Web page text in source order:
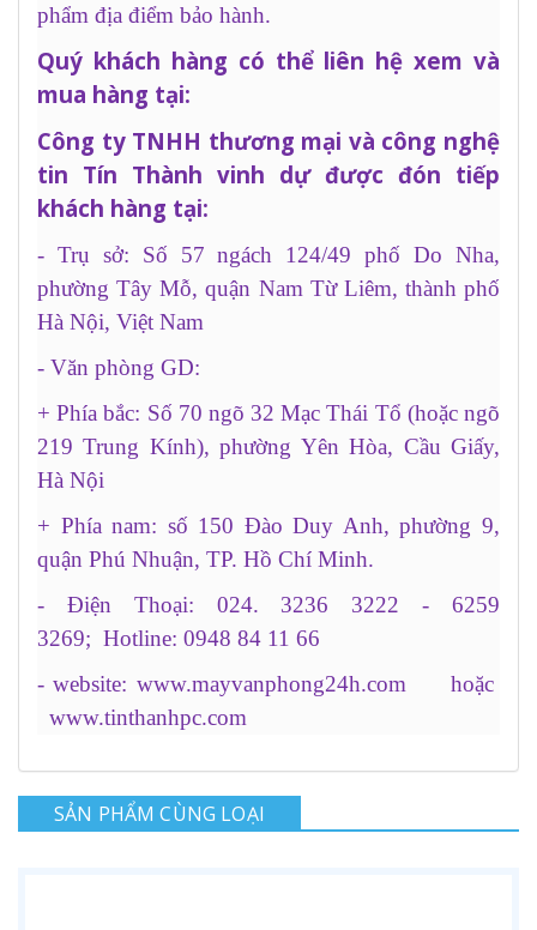
phẩm địa điểm bảo hành.
Quý khách hàng có thể liên hệ xem và
mua hàng tại:
Công ty TNHH thương mại và công nghệ
tin Tín Thành vinh dự được đón tiếp
khách hàng tại:
- Trụ sở: Số 57 ngách 124/49 phố Do Nha,
phường Tây Mỗ, quận Nam Từ Liêm, thành phố
Hà Nội, Việt Nam
- Văn phòng GD:
+ Phía bắc: Số 70 ngõ 32 Mạc Thái Tổ (hoặc ngõ
219 Trung Kính), phường Yên Hòa, Cầu Giấy,
Hà Nội
+ Phía nam: số 150 Đào Duy Anh, phường 9,
quận Phú Nhuận, TP. Hồ Chí Minh.
- Điện Thoại: 024. 3236 3222 - 6259
3269; Hotline: 0948 84 11 66
- website: www.mayvanphong24h.com hoặc
www.tinthanhpc.com
SẢN PHẨM CÙNG LOẠI